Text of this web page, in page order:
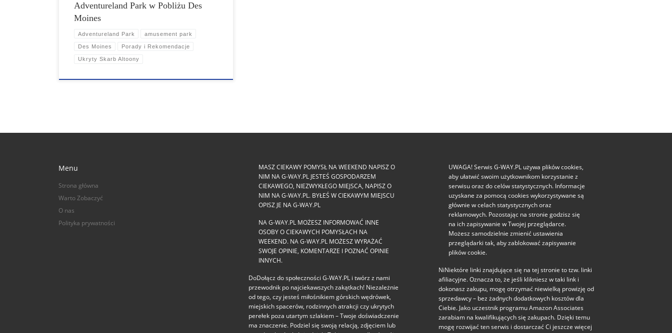
Adventureland Park w Pobliżu Des
Moines
Adventureland Park amusement park
Des Moines Porady i Rekomendacje
Ukryty Skarb Altoony
Menu
Strona główna
Warto Zobaczyć
O nas
Polityka prywatności
MASZ CIEKAWY POMYSŁ NA WEEKEND NAPISZ O
NIM NA G-WAY.PL JESTEŚ GOSPODARZEM
CIEKAWEGO, NIEZWYKŁEGO MIEJSCA, NAPISZ O
NIM NA G-WAY.PL. BYŁEŚ W CIEKAWYM MIEJSCU
OPISZ JE NA G-WAY.PL
NA G-WAY.PL MOŻESZ INFORMOWAĆ INNE
OSOBY O CIEKAWYCH POMYSŁACH NA
WEEKEND. NA G-WAY.PL MOŻESZ WYRAŻAĆ
SWOJE OPINIE, KOMENTARZE I POZNAĆ OPINIE
INNYCH.
DoDołącz do społeczności G‑WAY.PL i twórz z nami
przewodnik po najciekawszych zakątkach! Niezależnie
od tego, czy jesteś miłośnikiem górskich wędrówek,
miejskich spacerów, rodzinnych atrakcji czy ukrytych
perełek poza utartym szlakiem – Twoje doświadczenie
ma znaczenie. Podziel się swoją relacją, zdjęciem lub
UWAGA! Serwis G-WAY.PL używa plików cookies,
aby ułatwić swoim użytkownikom korzystanie z
serwisu oraz do celów statystycznych. Informacje
uzyskane za pomocą cookies wykorzystywane są
głównie w celach statystycznych oraz
reklamowych. Pozostając na stronie godzisz się
na ich zapisywanie w Twojej przeglądarce.
Możesz samodzielnie zmienić ustawienia
przeglądarki tak, aby zablokować zapisywanie
plików cookie.
NiNiektóre linki znajdujące się na tej stronie to tzw. linki
afiliacyjne. Oznacza to, że jeśli klikniesz w taki link i
dokonasz zakupu, mogę otrzymać niewielką prowizję od
sprzedawcy – bez żadnych dodatkowych kosztów dla
Ciebie. Jako uczestnik programu Amazon Associates
zarabiam na kwalifikujących się zakupach. Dzięki temu
mogę rozwijać ten serwis i dostarczać Ci jeszcze więcej